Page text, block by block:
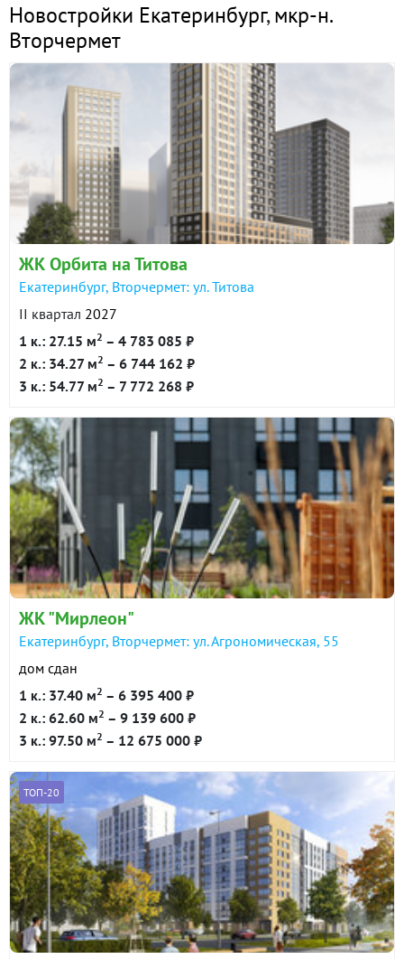
Новостройки Екатеринбург,мкр-н.
Вторчермет
ЖК Орбита на Титова
Екатеринбург, Вторчермет: ул. Титова
II квартал 2027
1 к.: 27.15 м2 – 4 783 085 ₽
2 к.: 34.27 м2 – 6 744 162 ₽
3 к.: 54.77 м2 – 7 772 268 ₽
ЖК "Мирлеон"
Екатеринбург, Вторчермет: ул. Агрономическая, 55
дом сдан
1 к.: 37.40 м2 – 6 395 400 ₽
2 к.: 62.60 м2 – 9 139 600 ₽
3 к.: 97.50 м2 – 12 675 000 ₽
ТОП-20